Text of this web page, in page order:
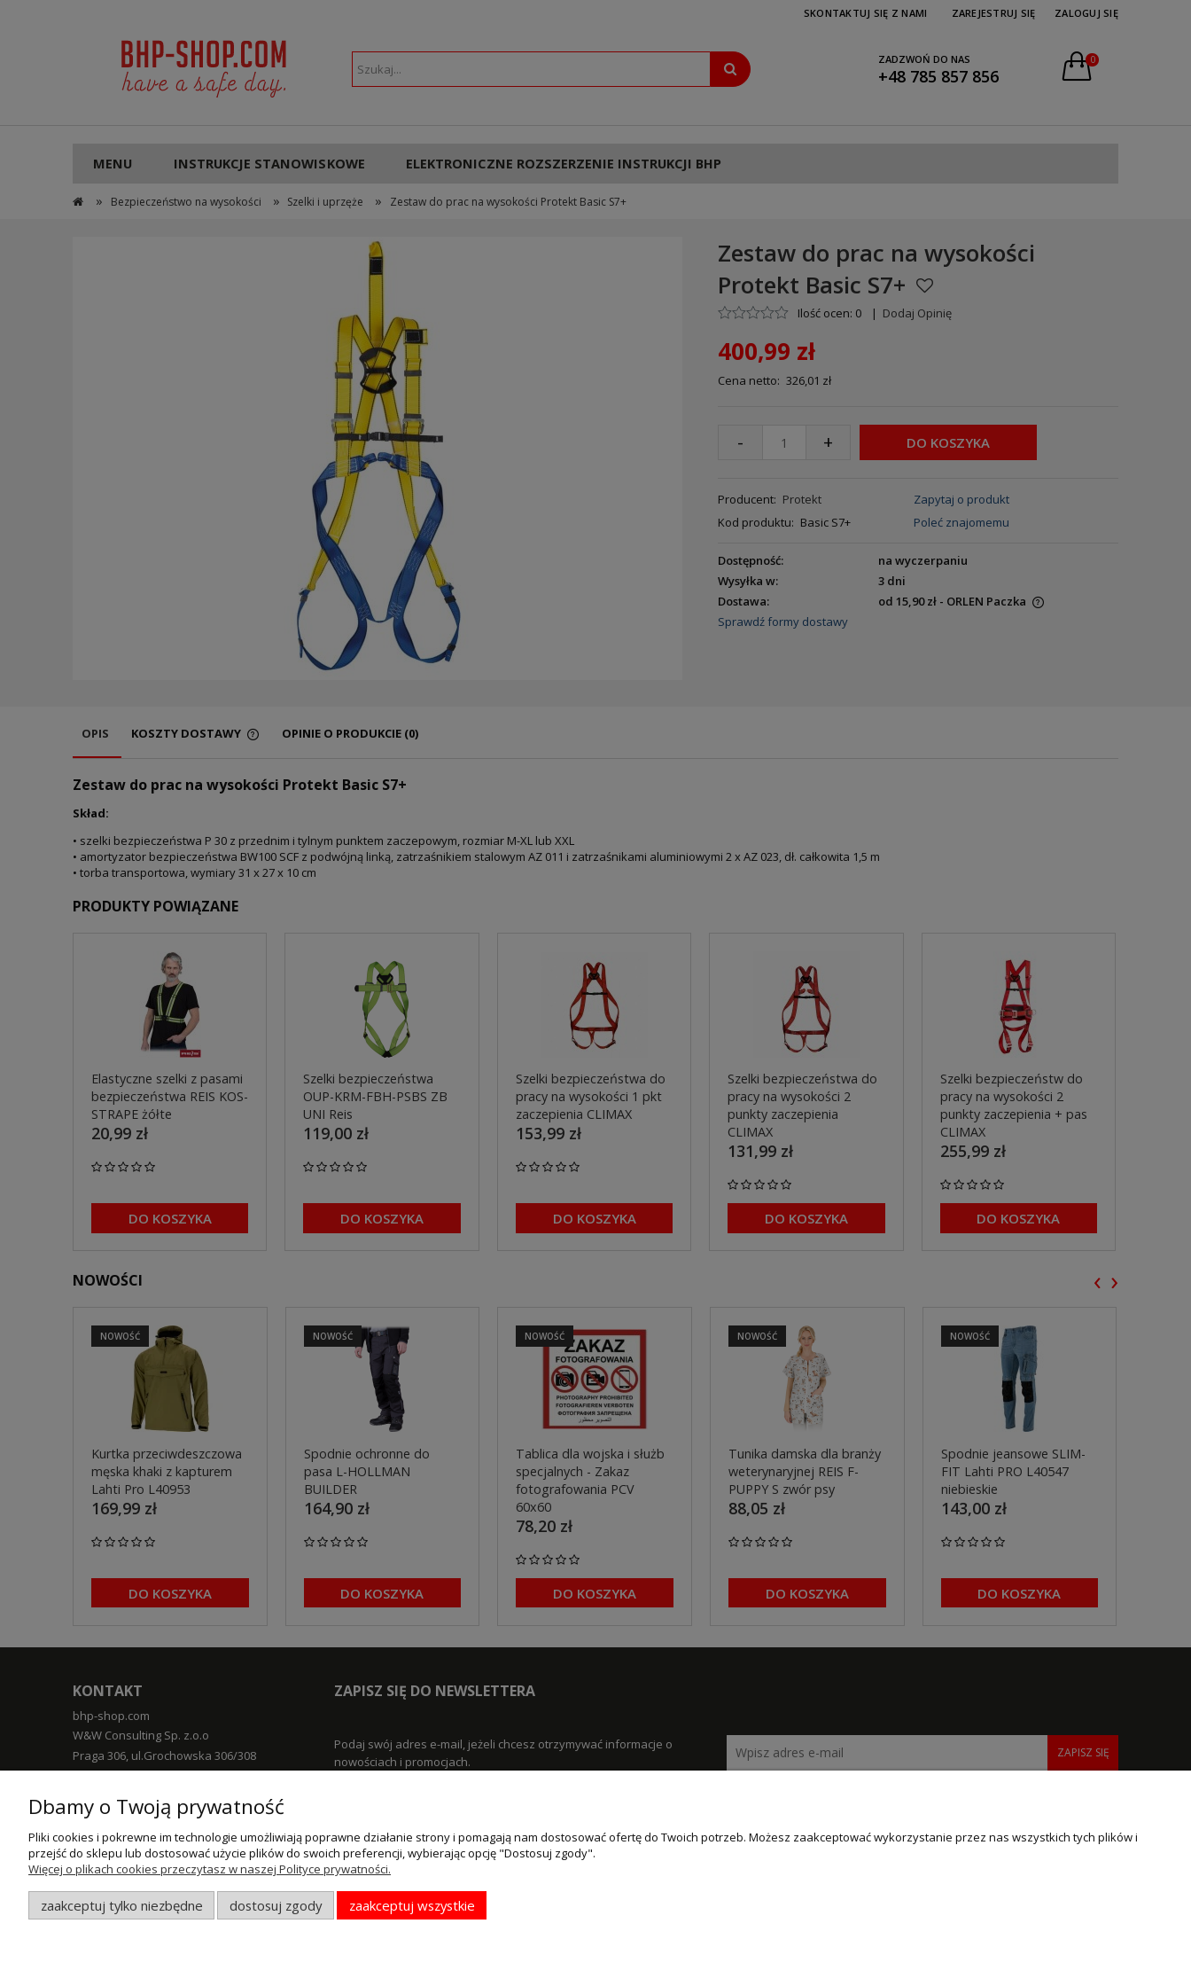
ZAREJESTRUJ SIĘ ZALOGUJ SIĘ
SKONTAKTUJ SIĘ Z NAMI
ZADZWOŃ DO NAS
+48 785 857 856
0
MENU INSTRUKCJE STANOWISKOWE ELEKTRONICZNE ROZSZERZENIE INSTRUKCJI BHP
» Bezpieczeństwo na wysokości » Szelki i uprzęże » Zestaw do prac na wysokości Protekt Basic S7+
Zestaw do prac na wysokości
Protekt Basic S7+
Ilość ocen: 0 | Dodaj Opinię
400,99 zł
Cena netto: 326,01 zł
- + DO KOSZYKA
Producent: Protekt
Kod produktu: Basic S7+
Zapytaj o produkt
Poleć znajomemu
Dostępność:
na wyczerpaniu
Wysyłka w:
3 dni
Dostawa:
od 15,90 zł - ORLEN Paczka
Sprawdź formy dostawy
OPIS KOSZTY DOSTAWY OPINIE O PRODUKCIE (0)
Zestaw do prac na wysokości Protekt Basic S7+
Skład:
• szelki bezpieczeństwa P 30 z przednim i tylnym punktem zaczepowym, rozmiar M-XL lub XXL
• amortyzator bezpieczeństwa BW100 SCF z podwójną linką, zatrzaśnikiem stalowym AZ 011 i zatrzaśnikami aluminiowymi 2 x AZ 023, dł. całkowita 1,5 m
• torba transportowa, wymiary 31 x 27 x 10 cm
PRODUKTY POWIĄZANE
Elastyczne szelki z pasami
bezpieczeństwa REIS KOS-
STRAPE żółte
20,99 zł
DO KOSZYKA
Szelki bezpieczeństwa
OUP-KRM-FBH-PSBS ZB
UNI Reis
119,00 zł
DO KOSZYKA
Szelki bezpieczeństwa do
pracy na wysokości 1 pkt
zaczepienia CLIMAX
153,99 zł
DO KOSZYKA
Szelki bezpieczeństwa do
pracy na wysokości 2
punkty zaczepienia
CLIMAX
131,99 zł
DO KOSZYKA
Szelki bezpieczeństw do
pracy na wysokości 2
punkty zaczepienia + pas
CLIMAX
255,99 zł
DO KOSZYKA
NOWOŚCI
Kurtka przeciwdeszczowa
męska khaki z kapturem
Lahti Pro L40953
169,99 zł
DO KOSZYKA
NOWOŚĆ
Spodnie ochronne do
pasa L-HOLLMAN
BUILDER
164,90 zł
DO KOSZYKA
NOWOŚĆ
Tablica dla wojska i służb
specjalnych - Zakaz
fotografowania PCV
60x60
78,20 zł
DO KOSZYKA
NOWOŚĆ
Tunika damska dla branży
weterynaryjnej REIS F-
PUPPY S zwór psy
88,05 zł
DO KOSZYKA
NOWOŚĆ
Spodnie jeansowe SLIM-
FIT Lahti PRO L40547
niebieskie
143,00 zł
DO KOSZYKA
NOWOŚĆ
‹ ›
KONTAKT
bhp-shop.com
W&W Consulting Sp. z.o.o
Praga 306, ul.Grochowska 306/308
03-840 Warszawa
+48 785 857 856
EMAIL
info@bhp-shop.com
GODZINY PRACY
Pon - Pt / 9:00 - 17:00
ZAPISZ SIĘ DO NEWSLETTERA
Podaj swój adres e-mail, jeżeli chcesz otrzymywać informacje o
nowościach i promocjach.
ZAPISZ SIĘ
POMOC
Regulamin
MOJE KONTO
PŁATNOŚCI I
INFORMACJE
Dbamy o Twoją prywatność
Pliki cookies i pokrewne im technologie umożliwiają poprawne działanie strony i pomagają nam dostosować ofertę do Twoich potrzeb. Możesz zaakceptować wykorzystanie przez nas wszystkich tych plików i
przejść do sklepu lub dostosować użycie plików do swoich preferencji, wybierając opcję "Dostosuj zgody".
Więcej o plikach cookies przeczytasz w naszej Polityce prywatności.
zaakceptuj tylko niezbędne dostosuj zgody zaakceptuj wszystkie